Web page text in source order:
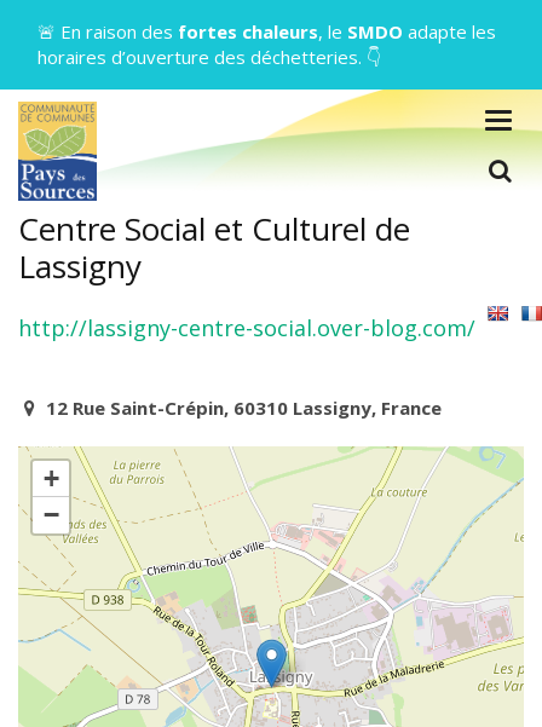
🚨 En raison des fortes chaleurs, le SMDO adapte les
horaires d’ouverture des déchetteries. 👇
Centre Social et Culturel de
Lassigny
http://lassigny-centre-social.over-blog.com/
12 Rue Saint-Crépin, 60310 Lassigny, France
+
−